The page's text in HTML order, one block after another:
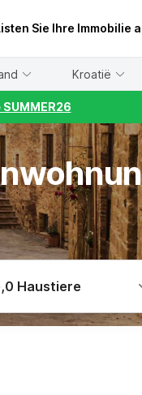
Sie Ihre Immobilie
Kroatië
,0 Haustiere